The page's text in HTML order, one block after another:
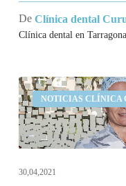
De Clínica dental
Clínica dental en Tarragona
NOTICIAS CLÍNICA
Dras.
Curull
y
Arias
30,04,2021